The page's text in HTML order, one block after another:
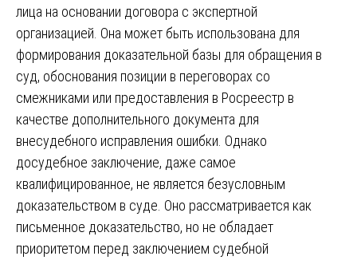
лица на основании договора с экспертной
организацией. Она может быть использована для
формирования доказательной базы для обращения в
суд, обоснования позиции в переговорах со
смежниками или предоставления в Росреестр в
качестве дополнительного документа для
внесудебного исправления ошибки. Однако
досудебное заключение, даже самое
квалифицированное, не является безусловным
доказательством в суде. Оно рассматривается как
письменное доказательство, но не обладает
приоритетом перед заключением судебной